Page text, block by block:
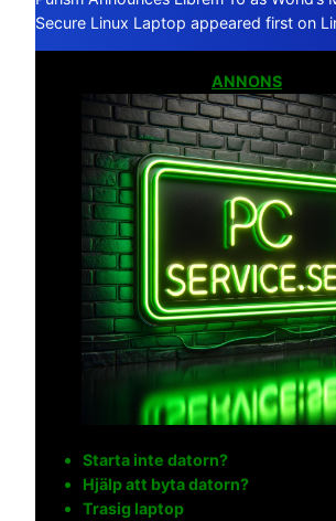
Secure Linux Laptop appeared first on
ANNONS
Starta inte datorn?
Hjälp att byta datorn?
Trasig laptop